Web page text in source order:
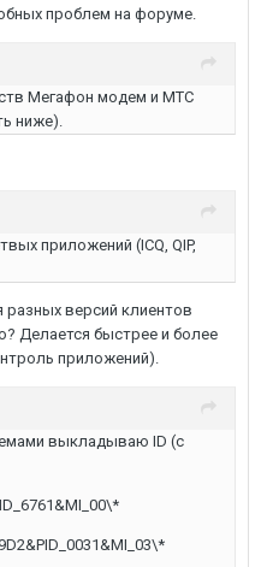
проблем на форуме.
Мегафон модем и МТС
ниже).
приложений (ICQ, QIP,
разных версий клиентов
Делается быстрее и более
приложений).
выкладываю ID (с